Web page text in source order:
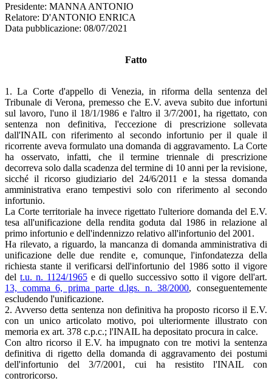
Presidente: MANNA ANTONIO
Relatore: D'ANTONIO ENRICA
Data pubblicazione: 08/07/2021
Fatto
1. La Corte d'appello di Venezia, in riforma della sentenza del
Tribunale di Verona, premesso che E.V. aveva subito due infortuni
sul lavoro, l'uno il 18/1/1986 e l'altro il 3/7/2001, ha rigettato, con
sentenza non definitiva, l'eccezione di prescrizione sollevata
dall'INAIL con riferimento al secondo infortunio per il quale il
ricorrente aveva formulato una domanda di aggravamento. La Corte
ha osservato, infatti, che il termine triennale di prescrizione
decorreva solo dalla scadenza del termine di 10 anni per la revisione,
sicché il ricorso giudiziario del 24/6/2011 e la stessa domanda
amministrativa erano tempestivi solo con riferimento al secondo
infortunio.
La Corte territoriale ha invece rigettato l'ulteriore domanda del E.V.
tesa all'unificazione della rendita goduta dal 1986 in relazione al
primo infortunio e dell'indennizzo relativo all'infortunio del 2001.
Ha rilevato, a riguardo, la mancanza di domanda amministrativa di
unificazione delle due rendite e, comunque, l'infondatezza della
richiesta stante il verificarsi dell'infortunio del 1986 sotto il vigore
del t.u. n. 1124/1965e di quello successivo sotto il vigore dell'art.
13, comma 6, prima parte d.lgs. n. 38/2000, conseguentemente
escludendo l'unificazione.
2. Avverso detta sentenza non definitiva ha proposto ricorso il E.V.
con un unico articolato motivo, poi ulteriormente illustrato con
memoria ex art. 378 c.p.c.; l'INAIL ha depositato procura in calce.
Con altro ricorso il E.V. ha impugnato con tre motivi la sentenza
definitiva di rigetto della domanda di aggravamento dei postumi
dell'infortunio del 3/7/2001, cui ha resistito l'INAIL con
controricorso.